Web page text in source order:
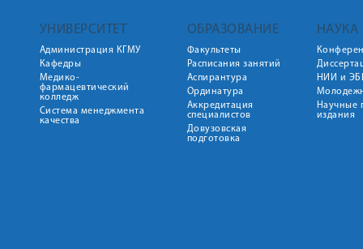
УНИВЕРСИТЕТ
Администрация КГМУ
Кафедры
Медико-
фармацевтический
колледж
Система менеджмента
качества
ОБРАЗОВАНИЕ
Факультеты
Расписания занятий
Аспирантура
Ординатура
Аккредитация
специалистов
Довузовская
подготовка
НАУКА
НИИ и
Научные
издания